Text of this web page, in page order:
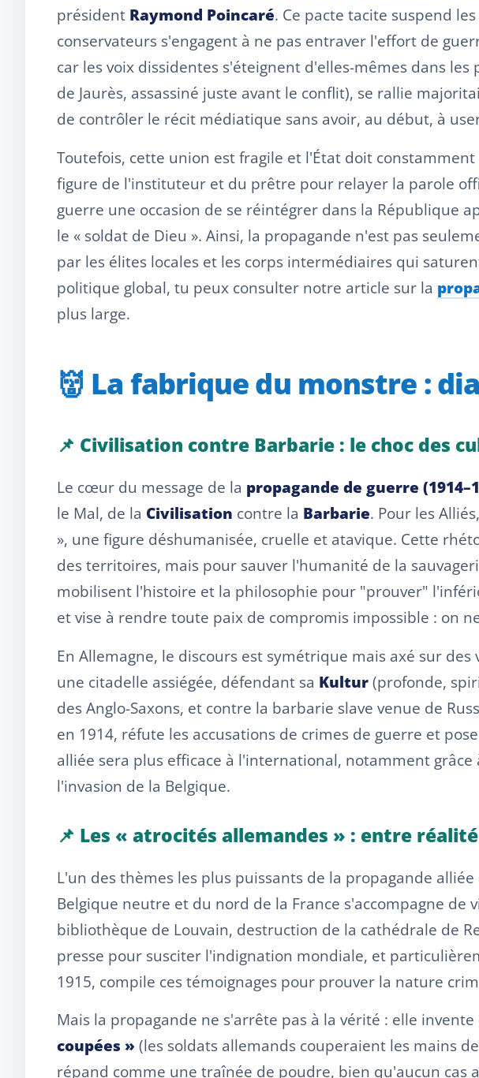
président Raymond Poincaré. Ce pacte tacite suspend
conservateurs s'engagent à ne pas entraver l'effort de
car les voix dissidentes s'éteignent d'elles-mêmes dans
de Jaurès, assassiné juste avant le conflit), se rallie
de contrôler le récit médiatique sans avoir, au début, à
Toutefois, cette union est fragile et l'État doit
figure de l'instituteur et du prêtre pour relayer la parole
guerre une occasion de se réintégrer dans la République
le « soldat de Dieu ». Ainsi, la propagande n'est pas
par les élites locales et les corps intermédiaires qui
politique global, tu peux consulter notre article sur la
plus large.
👹 La fabrique du monstre :
📌 Civilisation contre Barbarie : le choc des
Le cœur du message de la propagande de guerre
le Mal, de la Civilisation contre la Barbarie. Pour les
», une figure déshumanisée, cruelle et atavique. Cette
des territoires, mais pour sauver l'humanité de la
mobilisent l'histoire et la philosophie pour "prouver"
et vise à rendre toute paix de compromis impossible : on
En Allemagne, le discours est symétrique mais axé sur
une citadelle assiégée, défendant sa Kultur (profonde,
des Anglo-Saxons, et contre la barbarie slave venue de
en 1914, réfute les accusations de crimes de guerre et
alliée sera plus efficace à l'international, notamment
l'invasion de la Belgique.
📌 Les « atrocités allemandes » : entre
L'un des thèmes les plus puissants de la propagande alliée
Belgique neutre et du nord de la France s'accompagne de
bibliothèque de Louvain, destruction de la cathédrale de
presse pour susciter l'indignation mondiale, et
1915, compile ces témoignages pour prouver la nature
Mais la propagande ne s'arrête pas à la vérité : elle
coupées » (les soldats allemands couperaient les mains
répand comme une traînée de poudre, bien qu'aucun